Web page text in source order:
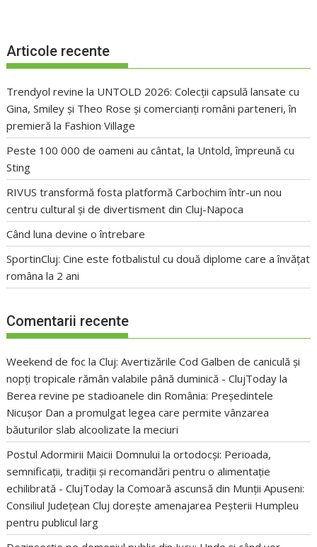
Articole recente
Trendyol revine la UNTOLD 2026: Colecții capsulă lansate cu
Gina, Smiley și Theo Rose și comercianți români parteneri, în
premieră la Fashion Village
Peste 100 000 de oameni au cântat, la Untold, împreună cu
Sting
RIVUS transformă fosta platformă Carbochim într-un nou
centru cultural și de divertisment din Cluj-Napoca
Când luna devine o întrebare
SportinCluj: Cine este fotbalistul cu două diplome care a învățat
româna la 2 ani
Comentarii recente
Weekend de foc la Cluj: Avertizările Cod Galben de caniculă și
nopți tropicale rămân valabile până duminică - ClujToday la
Berea revine pe stadioanele din România: Președintele
Nicușor Dan a promulgat legea care permite vânzarea
băuturilor slab alcoolizate la meciuri
Postul Adormirii Maicii Domnului la ortodocși: Perioada,
semnificații, tradiții și recomandări pentru o alimentație
echilibrată - ClujToday laComoară ascunsă din Munții Apuseni:
Consiliul Județean Cluj dorește amenajarea Peșterii Humpleu
pentru publicul larg